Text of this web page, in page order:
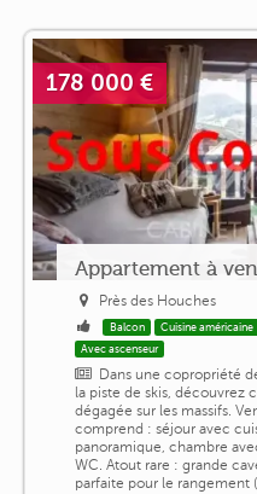
178 000 €
Appartement à
Près des Houches
Balcon Cuisine américaine
Avec ascenseur
Dans une copropriété
la piste de skis, découvrez
dégagée sur les massifs.
comprend : séjour avec
panoramique, chambre
WC. Atout rare : grande
parfaite pour le rangement